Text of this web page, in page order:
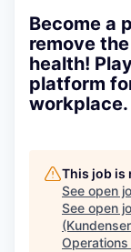
Become a
remove
health!
platform
workplace.
This job is
See open
See open
Operations